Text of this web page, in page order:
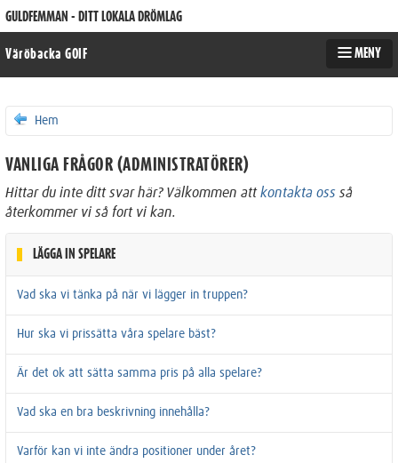
GULDFEMMAN - DITT LOKALA DRÖMLAG
Väröbacka GOIF MENY
Hem
VANLIGA FRÅGOR (ADMINISTRATÖRER)
Hittar du inte ditt svar här? Välkommen attkontakta oss så
återkommer vi så fort vi kan.
LÄGGA IN SPELARE
Vad ska vi tänka på när vi lägger in truppen?
Hur ska vi prissätta våra spelare bäst?
Är det ok att sätta samma pris på alla spelare?
Vad ska en bra beskrivning innehålla?
Varför kan vi inte ändra positioner under året?